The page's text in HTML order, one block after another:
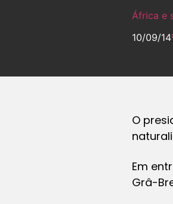
África e
10/09/14
O
Em
Grâ-